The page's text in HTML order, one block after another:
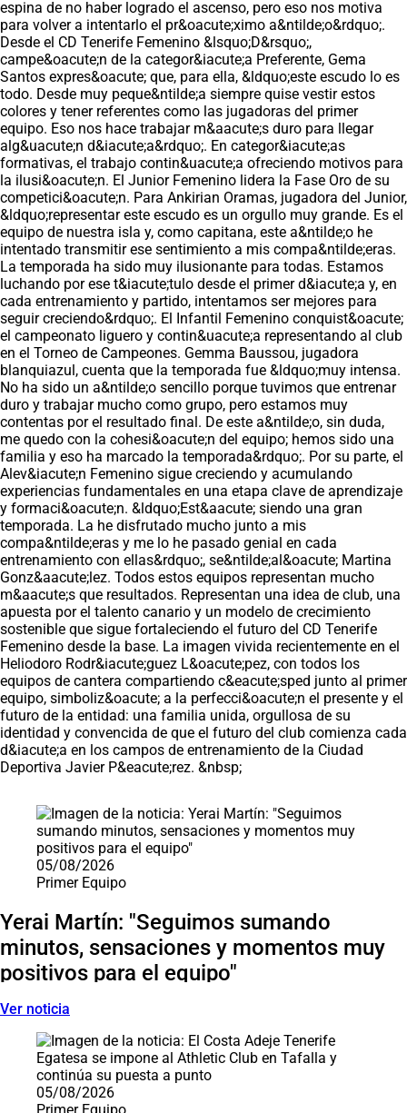
espina de no haber logrado el ascenso, pero eso nos motiva
para volver a intentarlo el pr&oacute;ximo a&ntilde;o&rdquo;.
Desde el CD Tenerife Femenino &lsquo;D&rsquo;,
campe&oacute;n de la categor&iacute;a Preferente, Gema
Santos expres&oacute; que, para ella, &ldquo;este escudo lo es
todo. Desde muy peque&ntilde;a siempre quise vestir estos
colores y tener referentes como las jugadoras del primer
equipo. Eso nos hace trabajar m&aacute;s duro para llegar
alg&uacute;n d&iacute;a&rdquo;. En categor&iacute;as
formativas, el trabajo contin&uacute;a ofreciendo motivos para
la ilusi&oacute;n. El Junior Femenino lidera la Fase Oro de su
competici&oacute;n. Para Ankirian Oramas, jugadora del Junior,
&ldquo;representar este escudo es un orgullo muy grande. Es el
equipo de nuestra isla y, como capitana, este a&ntilde;o he
intentado transmitir ese sentimiento a mis compa&ntilde;eras.
La temporada ha sido muy ilusionante para todas. Estamos
luchando por ese t&iacute;tulo desde el primer d&iacute;a y, en
cada entrenamiento y partido, intentamos ser mejores para
seguir creciendo&rdquo;. El Infantil Femenino conquist&oacute;
el campeonato liguero y contin&uacute;a representando al club
en el Torneo de Campeones. Gemma Baussou, jugadora
blanquiazul, cuenta que la temporada fue &ldquo;muy intensa.
No ha sido un a&ntilde;o sencillo porque tuvimos que entrenar
duro y trabajar mucho como grupo, pero estamos muy
contentas por el resultado final. De este a&ntilde;o, sin duda,
me quedo con la cohesi&oacute;n del equipo; hemos sido una
familia y eso ha marcado la temporada&rdquo;. Por su parte, el
Alev&iacute;n Femenino sigue creciendo y acumulando
experiencias fundamentales en una etapa clave de aprendizaje
y formaci&oacute;n. &ldquo;Est&aacute; siendo una gran
temporada. La he disfrutado mucho junto a mis
compa&ntilde;eras y me lo he pasado genial en cada
entrenamiento con ellas&rdquo;, se&ntilde;al&oacute; Martina
Gonz&aacute;lez. Todos estos equipos representan mucho
m&aacute;s que resultados. Representan una idea de club, una
apuesta por el talento canario y un modelo de crecimiento
sostenible que sigue fortaleciendo el futuro del CD Tenerife
Femenino desde la base. La imagen vivida recientemente en el
Heliodoro Rodr&iacute;guez L&oacute;pez, con todos los
equipos de cantera compartiendo c&eacute;sped junto al primer
equipo, simboliz&oacute; a la perfecci&oacute;n el presente y el
futuro de la entidad: una familia unida, orgullosa de su
identidad y convencida de que el futuro del club comienza cada
d&iacute;a en los campos de entrenamiento de la Ciudad
Deportiva Javier P&eacute;rez. &nbsp;
05/08/2026
Primer Equipo
Yerai Martín: "Seguimos sumando
minutos, sensaciones y momentos muy
positivos para el equipo"
Ver noticia
05/08/2026
Primer Equipo